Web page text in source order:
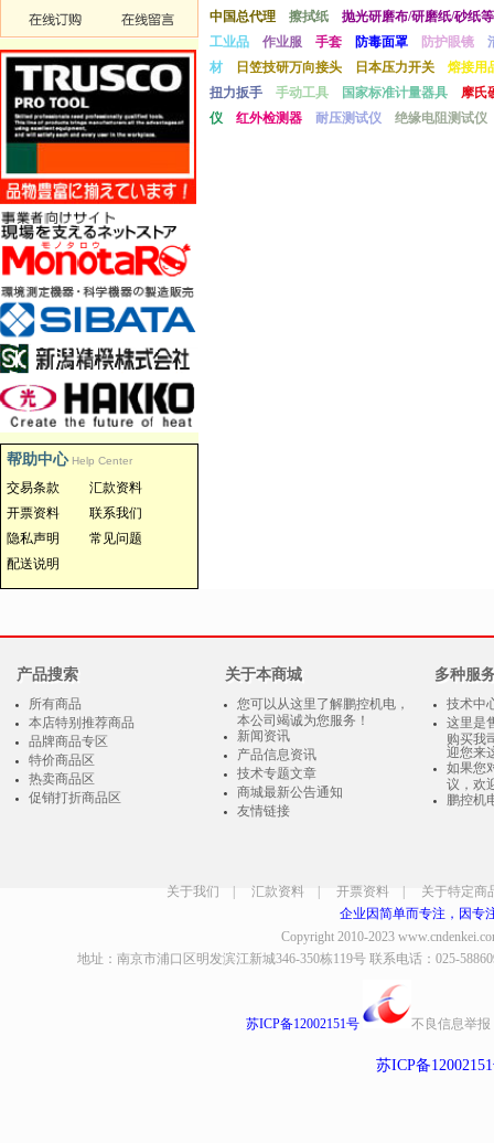
帮助中心 Help Center
交易条款
汇款资料
开票资料
联系我们
隐私声明
常见问题
配送说明
中国总代理
擦拭纸
抛光研磨布/研磨纸/砂纸等
工业品
作业服 手套 防毒面罩 防护眼镜
材
日笠技研万向接头 日本压力开关
熔接用
扭力扳手
手动工具 国家标准计量器具
摩氏
仪
红外检测器 耐压测试仪 绝缘电阻测试仪
产品搜索
所有商品
本店特别推荐商品
品牌商品专区
特价商品区
热卖商品区
促销打折商品区
关于本商城
您可以从这里了解鹏控机电，
本公司竭诚为您服务！
新闻资讯
产品信息资讯
技术专题文章
商城最新公告通知
友情链接
多种服
技术中
这里是
购买我
迎您来
如果您
议，欢
鹏控机
关于我们 汇款资料 开票资料
关于特定商
企业因简单而专注，因专
Copyright 2010-2023
地址：南京市浦口区明发滨江新城346-350栋119号 联系电话：025-
苏ICP备12002151号 不良信息举报
苏ICP备